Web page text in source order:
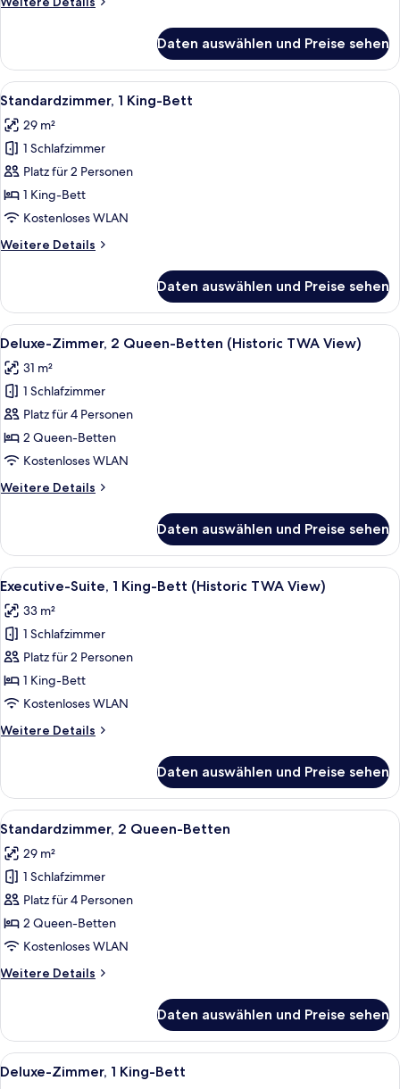
Zimmer,
2 Queen-
Betten
Daten auswählen und Preise sehen
Alle
Fotos
für
Standardzimmer,
1 King-
Bett
anzeigen
Standardzimmer, 1 King-Bett |
4
Standardzimmer, 1 King-Bett
29 m²
1 Schlafzimmer
Platz für 2 Personen
1 King-Bett
Kostenloses WLAN
Weitere Details
Weitere
1 King-
Bett
Daten auswählen und Preise sehen
Alle
Fotos
für
Deluxe-
Zimmer,
2 Queen-
Betten
TWA
Hochwertige Bettwaren,
6
Deluxe-Zimmer, 2 Queen-Betten (Historic TWA View)
31 m²
1 Schlafzimmer
Platz für 4 Personen
2 Queen-Betten
Kostenloses WLAN
Weitere Details
Weitere
Zimmer,
2 Queen-
Betten
TWA
View)
Daten auswählen und Preise sehen
Alle
Fotos
für
Executive-
Suite,
1 King-
Bett
TWA
Executive-Suite, 1 King-Bett
7
Executive-Suite, 1 King-Bett (Historic TWA View)
33 m²
1 Schlafzimmer
Platz für 2 Personen
1 King-Bett
Kostenloses WLAN
Weitere Details
Weitere
Suite,
1 King-
Bett
TWA
View)
Daten auswählen und Preise sehen
Alle
Fotos
für
Standardzimmer,
2 Queen-
Betten
anzeigen
Hochwertige Bettwaren,
4
Standardzimmer, 2 Queen-Betten
29 m²
1 Schlafzimmer
Platz für 4 Personen
2 Queen-Betten
Kostenloses WLAN
Weitere Details
Weitere
2 Queen-
Betten
Daten auswählen und Preise sehen
Alle
Fotos
Hochwertige Bettwaren,
4
Deluxe-Zimmer, 1 King-Bett